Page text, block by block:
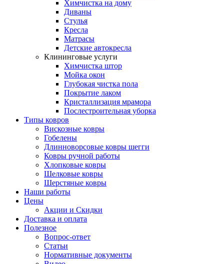
Химчистка на дому
Диваны
Стулья
Кресла
Матрасы
Детские автокресла
Клининговые услуги
Химчистка штор
Мойка окон
Глубокая чистка пола
Покрытие лаком
Кристаллизация мрамора
Послестроительная уборка
Типы ковров
Вискозные ковры
Гобелены
Длинноворсовые ковры шегги
Ковры ручной работы
Хлопковые ковры
Шелковые ковры
Шерстяные ковры
Наши работы
Цены
Акции и Скидки
Доставка и оплата
Полезное
Вопрос-ответ
Статьи
Нормативные документы